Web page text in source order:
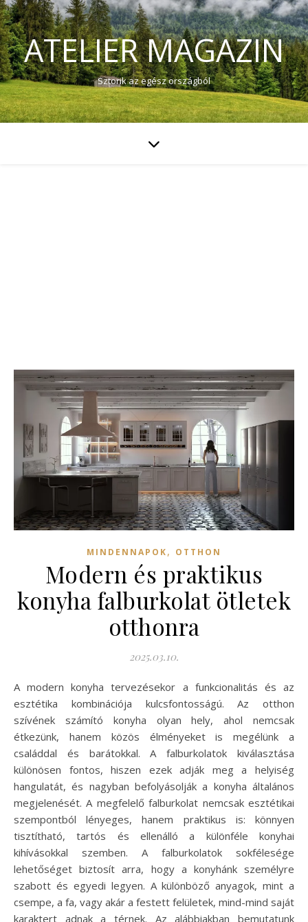
ATELIER MAGAZIN
Sztorik az egész országból
MINDENNAPOK, OTTHON
Modern és praktikus
konyha falburkolat ötletek
otthonra
2025.03.10.
A modern konyha tervezésekor a funkcionalitás és az
esztétika kombinációja kulcsfontosságú. Az otthon
szívének számító konyha olyan hely, ahol nemcsak
étkezünk, hanem közös élményeket is megélünk a
családdal és barátokkal. A falburkolatok kiválasztása
különösen fontos, hiszen ezek adják meg a helyiség
hangulatát, és nagyban befolyásolják a konyha általános
megjelenését. A megfelelő falburkolat nemcsak esztétikai
szempontból lényeges, hanem praktikus is: könnyen
tisztítható, tartós és ellenálló a különféle konyhai
kihívásokkal szemben. A falburkolatok sokfélesége
lehetőséget biztosít arra, hogy a konyhánk személyre
szabott és egyedi legyen. A különböző anyagok, mint a
csempe, a fa, vagy akár a festett felületek, mind-mind saját
karaktert adnak a térnek. Az alábbiakban bemutatunk